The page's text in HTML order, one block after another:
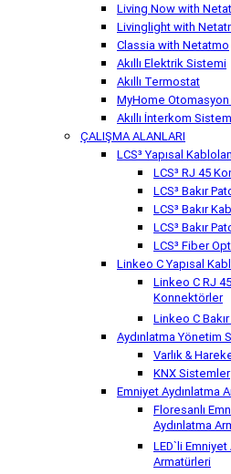
Living Now with
Livinglight with
Classia with Netatmo
Akıllı Elektrik Sistemi
Akıllı Termostat
MyHome
Akıllı İnterkom
ÇALIŞMA ALANLARI
LCS³ Yapısal
LCS³ RJ 45
LCS³ Bakır
LCS³ Bakır
LCS³ Bakır
LCS³ Fiber
Linkeo C Yapısal
Linkeo C RJ 45
Konnektörler
Linkeo C
Aydınlatma Yönetim
Varlık &
KNX Sistemler
Emniyet Aydınlatma
Floresanlı
Aydınlatma
LED`li Emniyet
Armatürleri